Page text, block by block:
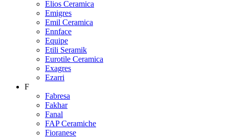
Elios Ceramica
Emigres
Emil Ceramica
Ennface
Equipe
Etili Seramik
Eurotile Ceramica
Exagres
Ezarri
F
Fabresa
Fakhar
Fanal
FAP Ceramiche
Fioranese